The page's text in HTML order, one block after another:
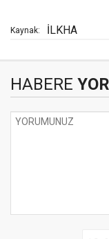
Kaynak: İLKHA
HABERE